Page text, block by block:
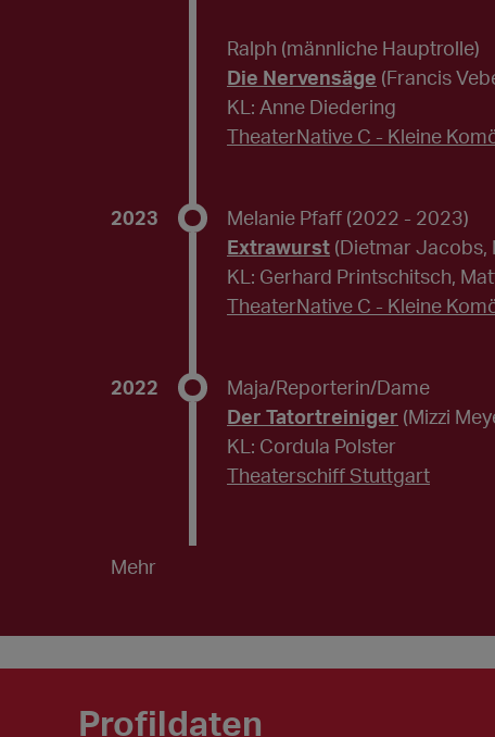
Ralph (männliche Hauptrolle)
Die Nervensäge (Francis
KL: Anne Diedering
TheaterNative C - Kleine
2023 Melanie Pfaff (2022 - 2023)
Extrawurst (Dietmar Jacobs,
KL: Gerhard Printschitsch,
TheaterNative C - Kleine
2022
Maja/Reporterin/Dame
Der Tatortreiniger (Mizzi
KL: Cordula Polster
Theaterschiff Stuttgart
Mehr
Profildaten